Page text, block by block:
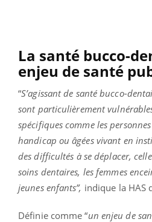
La santé bucco-
enjeu de santé
“S’agissant de santé bucco-
sont particulièrement
spécifiques comme les
handicap ou âgées vivant en
des difficultés à se déplacer,
soins dentaires, les femmes
jeunes enfants”, indique la HAS
Définie comme “un enjeu de